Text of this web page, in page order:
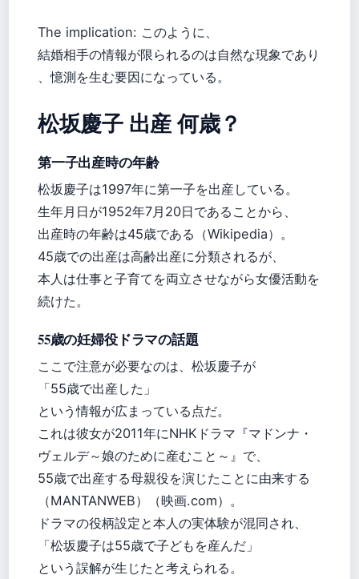
The implication: このように、
結婚相手の情報が限られるのは自然な現象であり
、憶測を生む要因になっている。
松坂慶子 出産 何歳？
第一子出産時の年齢
松坂慶子は1997年に第一子を出産している。
生年月日が1952年7月20日であることから、
出産時の年齢は45歳である（Wikipedia）。
45歳での出産は高齢出産に分類されるが、
本人は仕事と子育てを両立させながら女優活動を
続けた。
55歳の妊婦役ドラマの話題
ここで注意が必要なのは、松坂慶子が
「55歳で出産した」
という情報が広まっている点だ。
これは彼女が2011年にNHKドラマ『マドンナ・
ヴェルデ～娘のために産むこと～』で、
55歳で出産する母親役を演じたことに由来する
（MANTANWEB）（映画.com）。
ドラマの役柄設定と本人の実体験が混同され、
「松坂慶子は55歳で子どもを産んだ」
という誤解が生じたと考えられる。